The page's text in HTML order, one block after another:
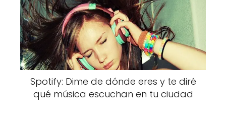
Spotify: Dime de dónde eres y te diré
qué música escuchan en tu ciudad